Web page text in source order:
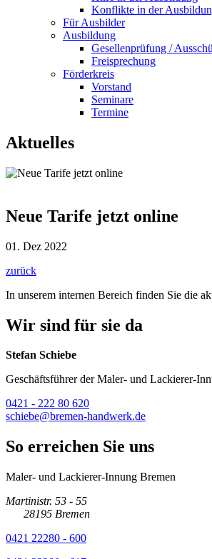
Konflikte in der
Für Ausbilder
Ausbildung
Gesellenprüfung /
Freisprechung
Förderkreis
Vorstand
Seminare
Termine
Aktuelles
Neue Tarife jetzt online
01. Dez 2022
zurück
In unserem internen Bereich finden Sie die
Wir sind für sie da
Stefan Schiebe
Geschäftsführer der Maler- und Lackierer-
0421 - 222 80 620
schiebe@bremen-handwerk.de
So erreichen Sie uns
Maler- und Lackierer-Innung Bremen
Martinistr. 53 - 55
28195 Bremen
0421 22280 - 600